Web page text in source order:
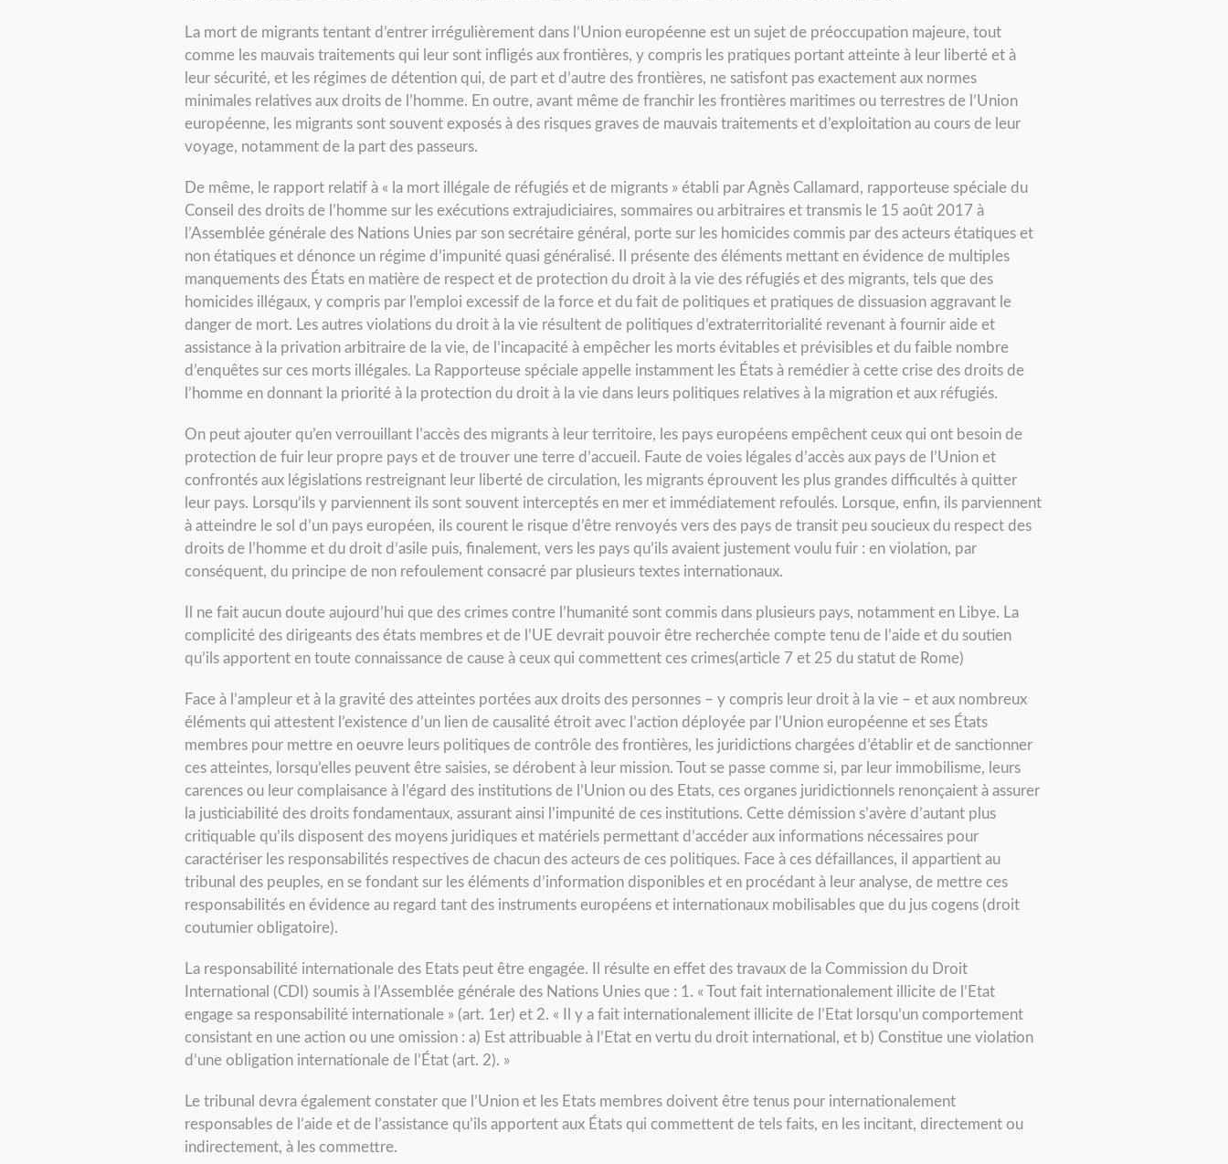
La mort de migrants tentant d’entrer irrégulièrement dans l’Union européenne est un sujet de préoccupation majeure, tout
comme les mauvais traitements qui leur sont infligés aux frontières, y compris les pratiques portant atteinte à leur liberté et à
leur sécurité, et les régimes de détention qui, de part et d’autre des frontières, ne satisfont pas exactement aux normes
minimales relatives aux droits de l’homme. En outre, avant même de franchir les frontières maritimes ou terrestres de l’Union
européenne, les migrants sont souvent exposés à des risques graves de mauvais traitements et d’exploitation au cours de leur
voyage, notamment de la part des passeurs.
De même, le rapport relatif à « la mort illégale de réfugiés et de migrants » établi par Agnès Callamard, rapporteuse spéciale du
Conseil des droits de l’homme sur les exécutions extrajudiciaires, sommaires ou arbitraires et transmis le 15 août 2017 à
l’Assemblée générale des Nations Unies par son secrétaire général, porte sur les homicides commis par des acteurs étatiques et
non étatiques et dénonce un régime d’impunité quasi généralisé. Il présente des éléments mettant en évidence de multiples
manquements des États en matière de respect et de protection du droit à la vie des réfugiés et des migrants, tels que des
homicides illégaux, y compris par l’emploi excessif de la force et du fait de politiques et pratiques de dissuasion aggravant le
danger de mort. Les autres violations du droit à la vie résultent de politiques d’extraterritorialité revenant à fournir aide et
assistance à la privation arbitraire de la vie, de l’incapacité à empêcher les morts évitables et prévisibles et du faible nombre
d’enquêtes sur ces morts illégales. La Rapporteuse spéciale appelle instamment les États à remédier à cette crise des droits de
l’homme en donnant la priorité à la protection du droit à la vie dans leurs politiques relatives à la migration et aux réfugiés.
On peut ajouter qu’en verrouillant l’accès des migrants à leur territoire, les pays européens empêchent ceux qui ont besoin de
protection de fuir leur propre pays et de trouver une terre d’accueil. Faute de voies légales d’accès aux pays de l’Union et
confrontés aux législations restreignant leur liberté de circulation, les migrants éprouvent les plus grandes difficultés à quitter
leur pays. Lorsqu’ils y parviennent ils sont souvent interceptés en mer et immédiatement refoulés. Lorsque, enfin, ils parviennent
à atteindre le sol d’un pays européen, ils courent le risque d’être renvoyés vers des pays de transit peu soucieux du respect des
droits de l’homme et du droit d’asile puis, finalement, vers les pays qu’ils avaient justement voulu fuir : en violation, par
conséquent, du principe de non refoulement consacré par plusieurs textes internationaux.
Il ne fait aucun doute aujourd’hui que des crimes contre l’humanité sont commis dans plusieurs pays, notamment en Libye. La
complicité des dirigeants des états membres et de l’UE devrait pouvoir être recherchée compte tenu de l’aide et du soutien
qu’ils apportent en toute connaissance de cause à ceux qui commettent ces crimes(article 7 et 25 du statut de Rome)
Face à l’ampleur et à la gravité des atteintes portées aux droits des personnes – y compris leur droit à la vie – et aux nombreux
éléments qui attestent l’existence d’un lien de causalité étroit avec l’action déployée par l’Union européenne et ses États
membres pour mettre en oeuvre leurs politiques de contrôle des frontières, les juridictions chargées d’établir et de sanctionner
ces atteintes, lorsqu’elles peuvent être saisies, se dérobent à leur mission. Tout se passe comme si, par leur immobilisme, leurs
carences ou leur complaisance à l’égard des institutions de l’Union ou des Etats, ces organes juridictionnels renonçaient à assurer
la justiciabilité des droits fondamentaux, assurant ainsi l’impunité de ces institutions. Cette démission s’avère d’autant plus
critiquable qu’ils disposent des moyens juridiques et matériels permettant d’accéder aux informations nécessaires pour
caractériser les responsabilités respectives de chacun des acteurs de ces politiques. Face à ces défaillances, il appartient au
tribunal des peuples, en se fondant sur les éléments d’information disponibles et en procédant à leur analyse, de mettre ces
responsabilités en évidence au regard tant des instruments européens et internationaux mobilisables que du jus cogens (droit
coutumier obligatoire).
La responsabilité internationale des Etats peut être engagée. Il résulte en effet des travaux de la Commission du Droit
International (CDI) soumis à l’Assemblée générale des Nations Unies que : 1. « Tout fait internationalement illicite de l’Etat
engage sa responsabilité internationale » (art. 1er) et 2. « Il y a fait internationalement illicite de l’Etat lorsqu’un comportement
consistant en une action ou une omission : a) Est attribuable à l’Etat en vertu du droit international, et b) Constitue une violation
d’une obligation internationale de l’État (art. 2). »
Le tribunal devra également constater que l’Union et les Etats membres doivent être tenus pour internationalement
responsables de l’aide et de l’assistance qu’ils apportent aux États qui commettent de tels faits, en les incitant, directement ou
indirectement, à les commettre.